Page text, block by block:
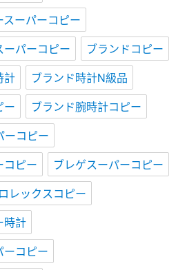
ーパーコピー
ーパーコピー
ブランドコピー
計
ブランド時計N級品
ー
ブランド腕時計コピー
ーコピー
コピー
ブレゲスーパーコピー
ロレックスコピー
時計
ーコピー